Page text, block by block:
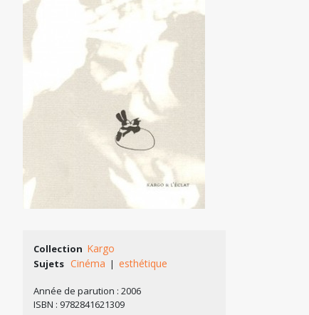
Collection Kargo
Sujets Cinéma | esthétique
Année de parution : 2006
ISBN : 9782841621309